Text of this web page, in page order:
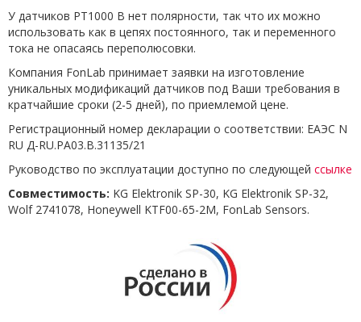
У датчиков PT1000 B нет полярности, так что их можно
использовать как в цепях постоянного, так и переменного
тока не опасаясь переполюсовки.
Компания FonLab принимает заявки на изготовление
уникальных модификаций датчиков под Ваши требования в
кратчайшие сроки (2-5 дней), по приемлемой цене.
Регистрационный номер декларации о соответствии: ЕАЭС N
RU Д-RU.РА03.В.31135/21
Руководство по эксплуатации доступно по следующей ссылке
Совместимость: KG Elektronik SP-30, KG Elektronik SP-32,
Wolf 2741078, Honeywell KTF00-65-2M, FonLab Sensors.